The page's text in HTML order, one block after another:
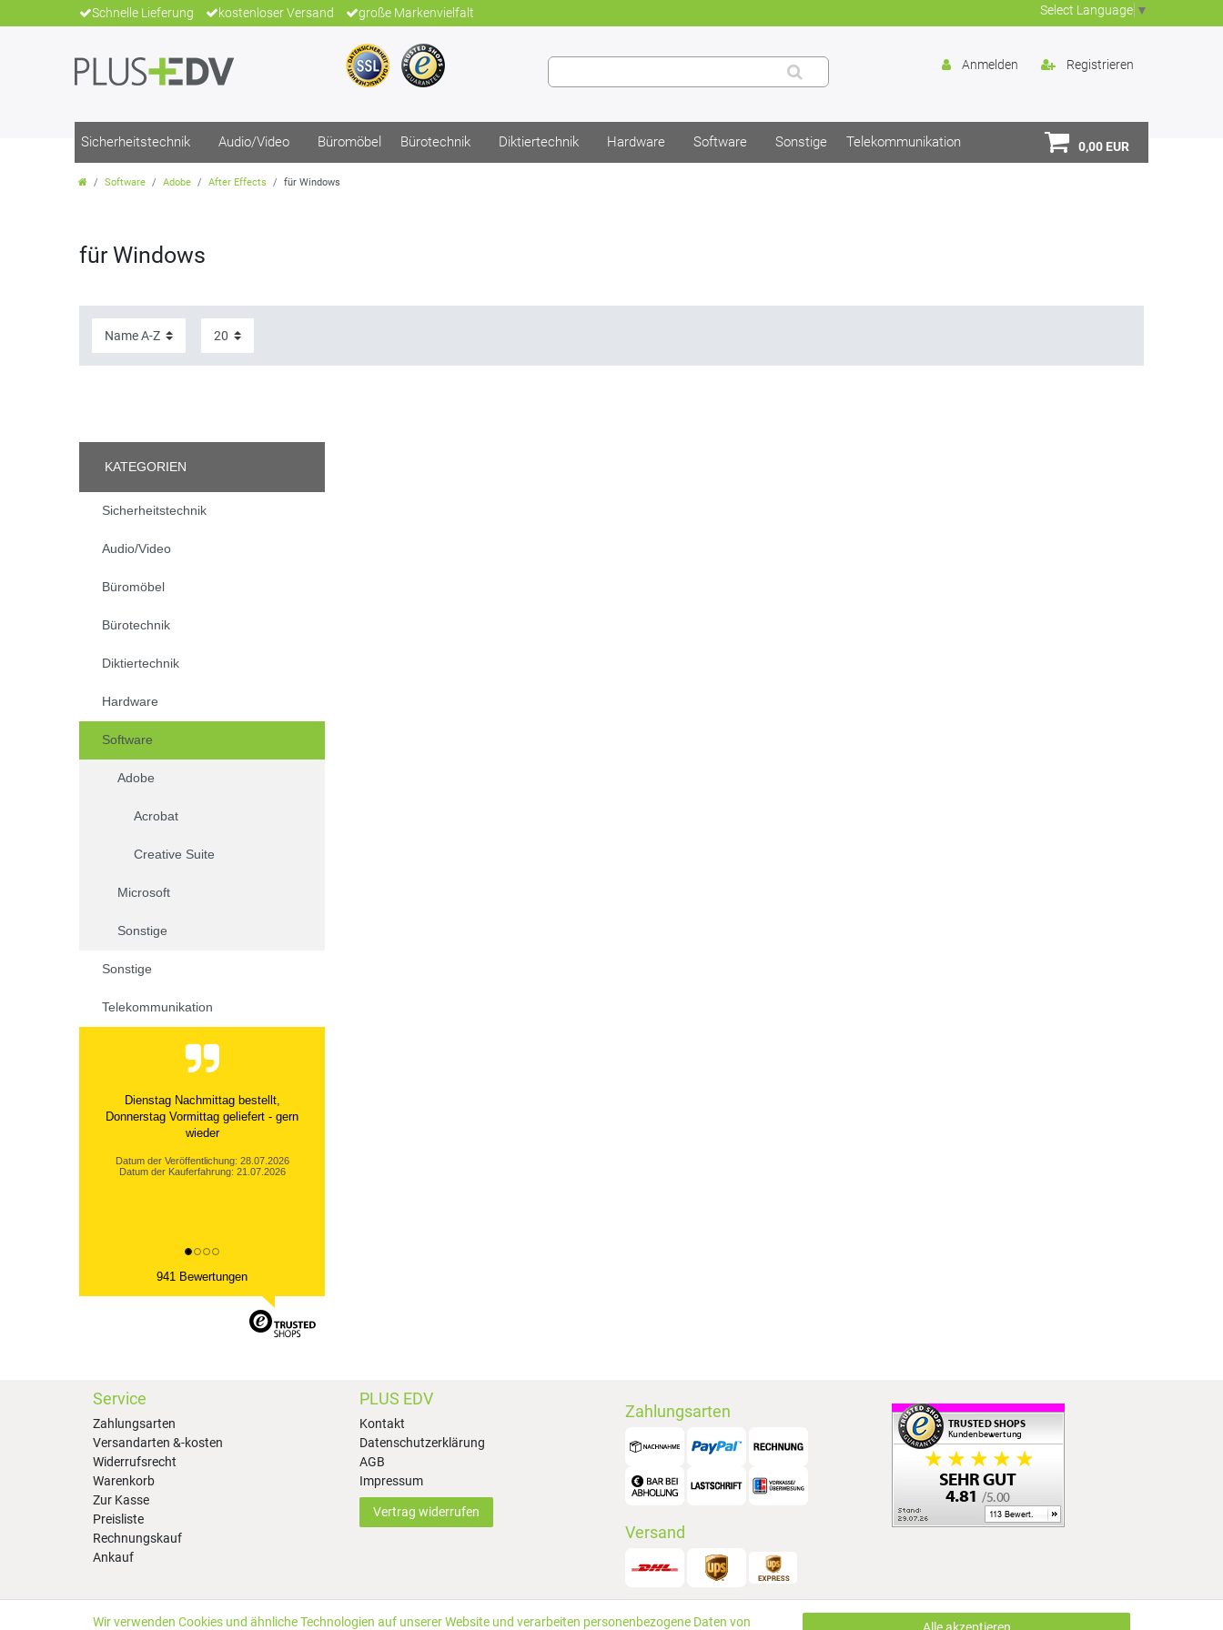
Schnelle Lieferung kostenloser Versand große Markenvielfalt Select Language ▼
Anmelden Registrieren
Sicherheitstechnik Audio/Video Büromöbel Bürotechnik Diktiertechnik Hardware Software Sonstige Telekommunikation 0,00 EUR
Software Adobe After Effects für Windows
für Windows
KATEGORIEN
Sicherheitstechnik
Audio/Video
Büromöbel
Bürotechnik
Diktiertechnik
Hardware
Software
Adobe
Acrobat
Creative Suite
Microsoft
Sonstige
Sonstige
Telekommunikation
Dienstag Nachmittag bestellt,
Donnerstag Vormittag geliefert - gern
wieder
Datum der Veröffentlichung: 28.07.2026
Datum der Kauferfahrung: 21.07.2026
941 Bewertungen
Service
Zahlungsarten
Versandarten &-kosten
Widerrufsrecht
Warenkorb
Zur Kasse
Preisliste
Rechnungskauf
Ankauf
PLUS EDV
Kontakt
Datenschutzerklärung
AGB
Impressum
Vertrag widerrufen
Zahlungsarten
Versand
Wir verwenden Cookies und ähnliche Technologien auf unserer Website und verarbeiten personenbezogene Daten von